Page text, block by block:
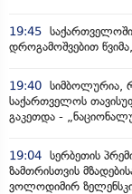
19:45
დროგამოშვებით
19:40 სიმბოლურია,
საქართველოს
გაკეთდა -
19:04 სერბეთის
ზამთრისთვის
ვოლოდიმირ